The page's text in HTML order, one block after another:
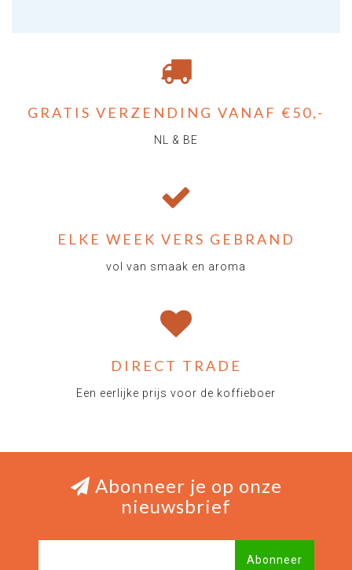
GRATIS VERZENDING VANAF €50,-
NL & BE
ELKE WEEK VERS GEBRAND
vol van smaak en aroma
DIRECT TRADE
Een eerlijke prijs voor de koffieboer
Abonneer je op onze
nieuwsbrief
Abonneer